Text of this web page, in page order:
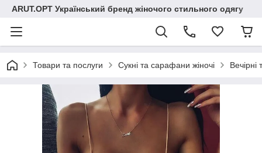
ARUT.OPT Український бренд жіночого стильного одягу
Товари та послуги Сукні та сарафани жіночі Вечірні